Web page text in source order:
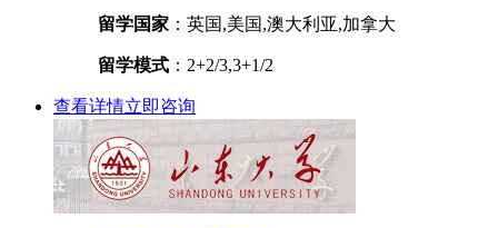
留学国家 ：英国,美国,澳大利亚,加拿大
留学模式 ：2+2/3,3+1/2
查看详情立即咨询